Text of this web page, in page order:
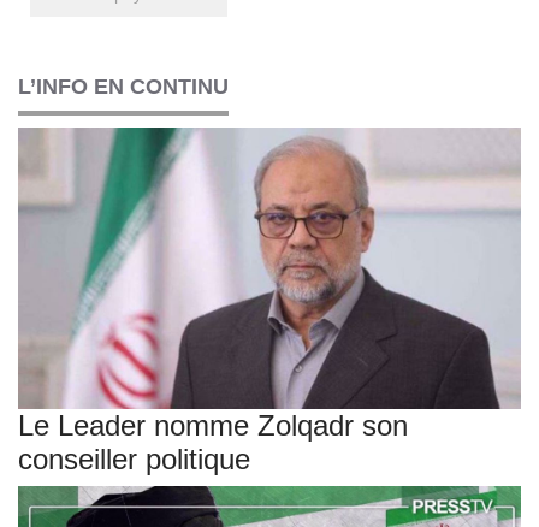
L’INFO EN CONTINU
Le Leader nomme Zolqadr son
conseiller politique